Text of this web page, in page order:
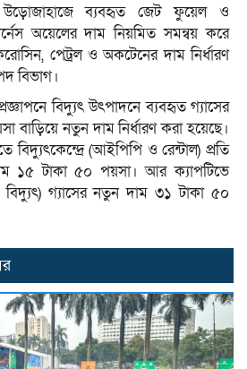
উড়োজাহাজে ব্যবহৃত জেট ফুয়েল ও
অয়েলের দাম নিয়মিত সমন্বয় করে
পেট্রল ও অকটেনের দাম নির্ধারণ
বিভাগ।
বিদ্যুৎ উৎপাদনে ব্যবহৃত গ্যাসের
বাড়িয়ে নতুন দাম নির্ধারণ করা হয়েছে।
বিদ্যুৎকেন্দ্রে (আইপিপি ও রেন্টাল) প্রতি
১৫ টাকা ৫০ পয়সা। আর ক্যাপটিভে
বিদ্যুৎ) গ্যাসের নতুন দাম ৩১ টাকা ৫০